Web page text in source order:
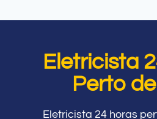
Eletricista
Perto
Eletricista 24 horas